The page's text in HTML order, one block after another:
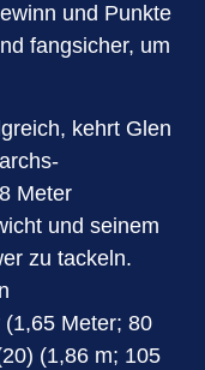
und Punkte
fangsicher, um
kehrt Glen
Meter
und seinem
zu tackeln.
Meter; 80
(1,86 m; 105